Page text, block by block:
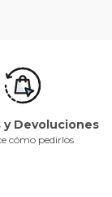
y Devoluciones
cómo pedirlos